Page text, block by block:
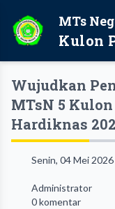
MTs
Kulon
Wujudkan
MTsN 5
Hardiknas
Senin, 04 Mei 2026
Administrator
0 komentar